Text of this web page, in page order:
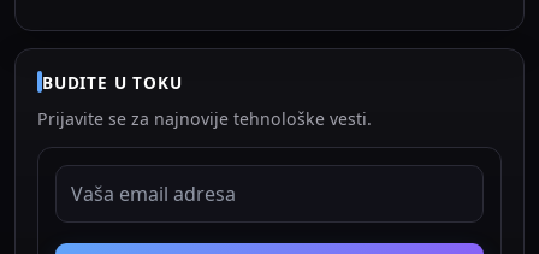
BUDITE U TOKU
Prijavite se za najnovije tehnološke vesti.
EMAIL ADRESA